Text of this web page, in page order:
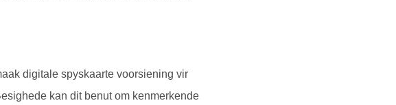
digitale spyskaarte voorsiening vir
kan dit benut om kenmerkende